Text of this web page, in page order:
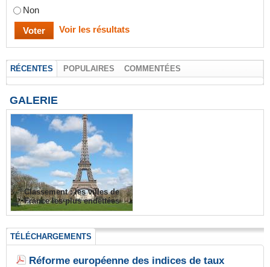
Non
Voir les résultats
RÉCENTES POPULAIRES COMMENTÉES
GALERIE
Classement : les villes de
France les plus endettées
TÉLÉCHARGEMENTS
Réforme européenne des indices de taux